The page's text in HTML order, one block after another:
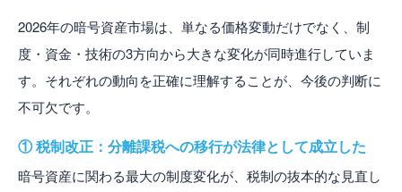
CoinTradeなら暗号資産の今後に備えた運用が可能
よくある質問
まとめ
2026年の暗号資産市場は、単なる価格変動だけでなく、制
度・資金・技術の3方向から大きな変化が同時進行していま
す。それぞれの動向を正確に理解することが、今後の判断に
不可欠です。
① 税制改正：分離課税への移行が法律として成立した
暗号資産に関わる最大の制度変化が、税制の抜本的な見直し